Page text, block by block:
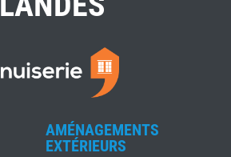
AMÉNAGEMENTS
EXTÉRIEURS